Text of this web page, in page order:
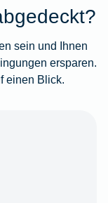
sein und Ihnen
ersparen.
einen Blick.